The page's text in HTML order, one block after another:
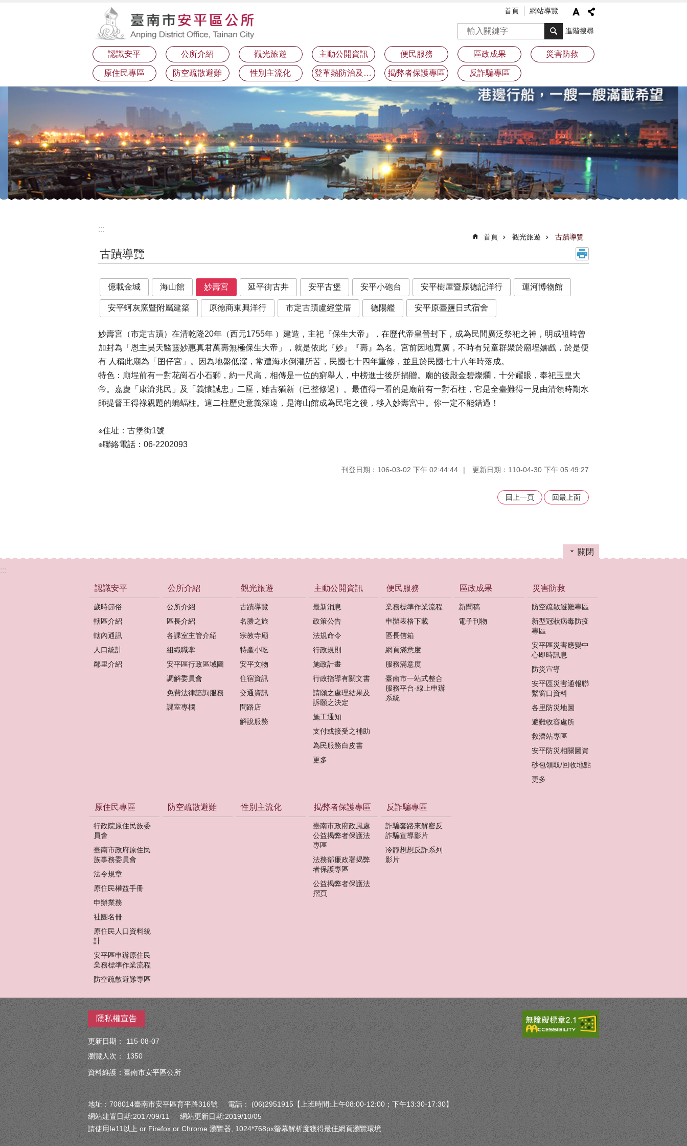
首頁 網站導覽
搜尋 進階搜尋
認識安平 公所介紹 觀光旅遊 主動公開資訊 便民服務 區政成果 災害防救
原住民專區 防空疏散避難 性別主流化 登革熱防治及預防注射疫苗接種專區 揭弊者保護專區 反詐騙專區
:::
首頁 觀光旅遊 古蹟導覽
古蹟導覽
億載金城 海山館 妙壽宮 延平街古井 安平古堡 安平小砲台 安平樹屋暨原德記洋行 運河博物館
安平蚵灰窯暨附屬建築 原德商東興洋行 市定古蹟盧經堂厝 德陽艦 安平原臺鹽日式宿舍
妙壽宮（市定古蹟）在清乾隆20年（西元1755年 ）建造，主祀『保生大帝』，在歷代帝皇晉封下，成為民間廣泛祭祀之神，明成祖時曾
加封為「恩主昊天醫靈妙惠真君萬壽無極保生大帝」，就是依此『妙』『壽』為名。宮前因地寬廣，不時有兒童群聚於廟埕嬉戲，於是便
有 人稱此廟為「囝仔宮」。因為地盤低漥，常遭海水倒灌所苦，民國七十四年重修，並且於民國七十八年時落成。
特色：廟埕前有一對花崗石小石獅，約一尺高，相傳是一位的窮舉人，中榜進士後所捐贈。廟的後殿金碧燦爛，十分耀眼，奉祀玉皇大
帝。嘉慶「康濟兆民」及「義懷誠忠」二匾，雖古猶新（已整修過）。最值得一看的是廟前有一對石柱，它是全臺難得一見由清領時期水
師提督王得祿親題的蝙蝠柱。這二柱歷史意義深遠，是海山館成為民宅之後，移入妙壽宮中。你一定不能錯過！
※住址：古堡街1號
※聯絡電話：06-2202093
刊登日期：106-03-02 下午 02:44:44 更新日期：110-04-30 下午 05:49:27
回上一頁 回最上面
關閉
:::
認識安平
歲時節俗
轄區介紹
轄內通訊
人口統計
鄰里介紹
公所介紹
公所介紹
區長介紹
各課室主管介紹
組織職掌
安平區行政區域圖
調解委員會
免費法律諮詢服務
課室專欄
觀光旅遊
古蹟導覽
名勝之旅
宗教寺廟
特產小吃
安平文物
住宿資訊
交通資訊
問路店
解說服務
主動公開資訊
最新消息
政策公告
法規命令
行政規則
施政計畫
行政指導有關文書
請願之處理結果及
訴願之決定
施工通知
支付或接受之補助
為民服務白皮書
更多
便民服務
業務標準作業流程
申辦表格下載
區長信箱
網頁滿意度
服務滿意度
臺南市一站式整合
服務平台-線上申辦
系統
區政成果
新聞稿
電子刊物
災害防救
防空疏散避難專區
新型冠狀病毒防疫
專區
安平區災害應變中
心即時訊息
防災宣導
安平區災害通報聯
繫窗口資料
各里防災地圖
避難收容處所
救濟站專區
安平防災相關圖資
砂包領取/回收地點
更多
原住民專區
行政院原住民族委
員會
臺南市政府原住民
族事務委員會
法令規章
原住民權益手冊
申辦業務
社團名冊
原住民人口資料統
計
安平區申辦原住民
業務標準作業流程
防空疏散避難專區
防空疏散避難 性別主流化 揭弊者保護專區
臺南市政府政風處
公益揭弊者保護法
專區
法務部廉政署揭弊
者保護專區
公益揭弊者保護法
摺頁
反詐騙專區
詐騙套路來解密反
詐騙宣導影片
冷靜想想反詐系列
影片
隱私權宣告
更新日期：
115-08-07
瀏覽人次：
1350
資料維護：臺南市安平區公所
地址：708014臺南市安平區育平路316號 電話： (06)2951915【上班時間:上午08:00-12:00；下午13:30-17:30】
網站建置日期:2017/09/11 網站更新日期:2019/10/05
請使用Ie11以上 or Firefox or Chrome 瀏覽器, 1024*768px螢幕解析度獲得最佳網頁瀏覽環境